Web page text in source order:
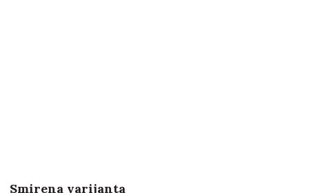
Smirena varijanta